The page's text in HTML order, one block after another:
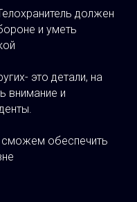
должен
и уметь
это детали, на
внимание и
обеспечить